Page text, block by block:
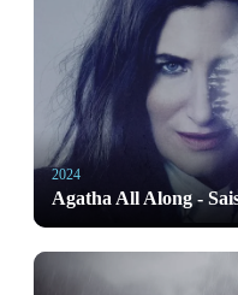
2024
Agatha All Along -